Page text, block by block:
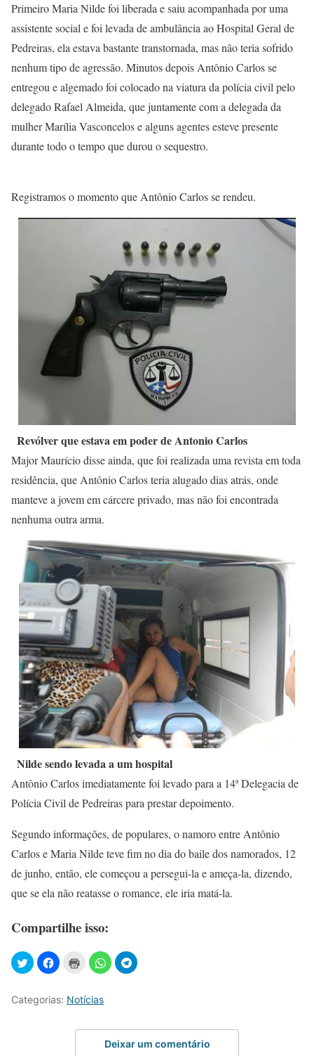
Primeiro Maria Nilde foi liberada e saiu acompanhada por uma
assistente social e foi levada de ambulância ao Hospital Geral de
Pedreiras, ela estava bastante transtornada, mas não teria sofrido
nenhum tipo de agressão. Minutos depois Antônio Carlos se
entregou e algemado foi colocado na viatura da polícia civil pelo
delegado Rafael Almeida, que juntamente com a delegada da
mulher Marília Vasconcelos e alguns agentes esteve presente
durante todo o tempo que durou o sequestro.
Registramos o momento que Antônio Carlos se rendeu.
Revólver que estava em poder de Antonio Carlos
Major Maurício disse ainda, que foi realizada uma revista em toda
residência, que Antônio Carlos teria alugado dias atrás, onde
manteve a jovem em cárcere privado, mas não foi encontrada
nenhuma outra arma.
Nilde sendo levada a um hospital
Antônio Carlos imediatamente foi levado para a 14ª Delegacia de
Polícia Civil de Pedreiras para prestar depoimento.
Segundo informações, de populares, o namoro entre Antônio
Carlos e Maria Nilde teve fim no dia do baile dos namorados, 12
de junho, então, ele começou a persegui-la e ameça-la, dizendo,
que se ela não reatasse o romance, ele iria matá-la.
Compartilhe isso:
Categorias: Notícias
Deixar um comentário